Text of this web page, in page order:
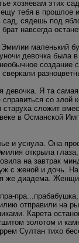
хозяевам этих
тебя в прошлое
сядешь под
навсегда
маленький
девочка была
создание
сверкали
девочка. Я та
со злой
сложит
в Османской
и уснула. Она
открыла
на завтрак
с женой и дочь.
же диадема.
отправили на
Карета
золотом и
Султан тихо